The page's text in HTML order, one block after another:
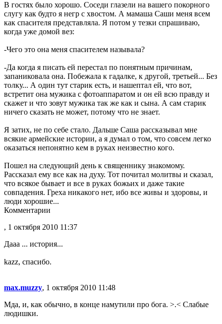
В гостях было хорошо. Соседи глазели на вашего покорного
слугу как будто я негр с хвостом. А мамаша Саши меня всем
как спасителя представляла. Я потом у тезки спрашиваю,
когда уже домой вез:
-Чего это она меня спасителем называла?
-Да когда я писать ей перестал по понятным причинам,
запаниковала она. Побежала к гадалке, к другой, третьей... Без
толку... А один тут старик есть, и нашептал ей, что вот,
встретит она мужика с фотоаппаратом и он ей всю правду и
скажет и что зовут мужика так же как и сына. А сам старик
ничего сказать не может, потому что не знает.
Я затих, не по себе стало. Дальше Саша рассказывал мне
всякие армейские истории, а я думал о том, что совсем легко
оказаться непонятно кем в руках неизвестно кого.
Пошел на следующий день к священнику знакомому.
Рассказал ему все как на духу. Тот почитал молитвы и сказал,
что всякое бывает и все в руках божьих и даже такие
совпадения. Греха никакого нет, ибо все живы и здоровы, и
люди хорошие...
Комментарии
, 1 октября 2010 11:37
Дааа ... история...
kazz, спасибо.
max.muzzy, 1 октября 2010 11:48
Мда, и, как обычно, в конце намутили про бога. >.< Слабые
людишки.